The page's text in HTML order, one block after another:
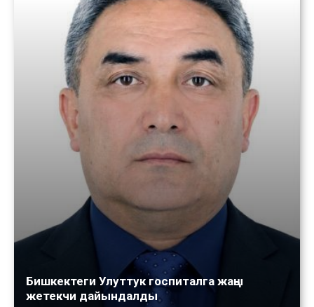
Бишкектеги Улуттук госпиталга жаңы
жетекчи дайындалды